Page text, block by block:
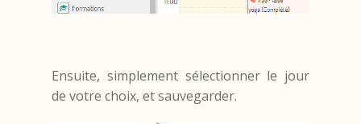
Ensuite, simplement sélectionner le jour
de votre choix, et sauvegarder.